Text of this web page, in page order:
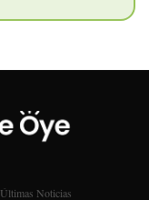
Últimas Noticias